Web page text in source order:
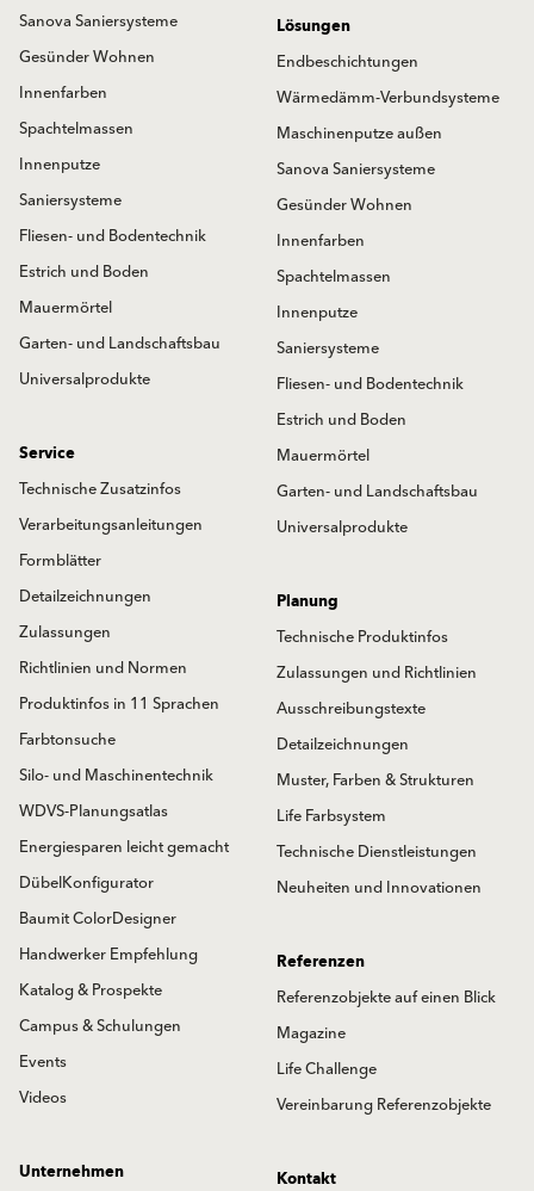
Sanova Saniersysteme
Gesünder Wohnen
Innenfarben
Spachtelmassen
Innenputze
Saniersysteme
Fliesen- und Bodentechnik
Estrich und Boden
Mauermörtel
Garten- und Landschaftsbau
Universalprodukte
Lösungen
Endbeschichtungen
Wärmedämm-Verbundsysteme
Maschinenputze außen
Sanova Saniersysteme
Gesünder Wohnen
Innenfarben
Spachtelmassen
Innenputze
Saniersysteme
Fliesen- und Bodentechnik
Estrich und Boden
Mauermörtel
Garten- und Landschaftsbau
Universalprodukte
Service
Technische Zusatzinfos
Verarbeitungsanleitungen
Formblätter
Detailzeichnungen
Zulassungen
Richtlinien und Normen
Produktinfos in 11 Sprachen
Farbtonsuche
Silo- und Maschinentechnik
WDVS-Planungsatlas
Energiesparen leicht gemacht
DübelKonfigurator
Baumit ColorDesigner
Handwerker Empfehlung
Katalog & Prospekte
Campus & Schulungen
Events
Videos
Planung
Technische Produktinfos
Zulassungen und Richtlinien
Ausschreibungstexte
Detailzeichnungen
Muster, Farben & Strukturen
Life Farbsystem
Technische Dienstleistungen
Neuheiten und Innovationen
Referenzen
Referenzobjekte auf einen Blick
Magazine
Life Challenge
Vereinbarung Referenzobjekte
Unternehmen Kontakt